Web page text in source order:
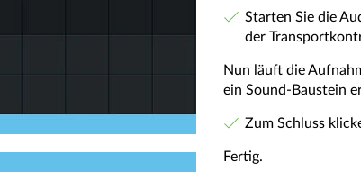
Starten Sie die
der
Nun läuft die
ein Sound-Baustein
Zum Schluss
Fertig.